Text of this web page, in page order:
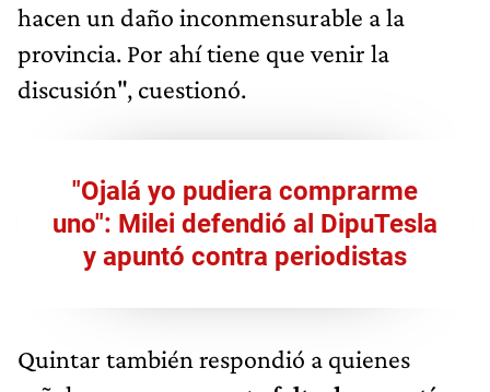
hacen un daño inconmensurable a la
provincia. Por ahí tiene que venir la
discusión", cuestionó.
"Ojalá yo pudiera comprarme
uno": Milei defendió al DipuTesla
y apuntó contra periodistas
Quintar también respondió a quienes